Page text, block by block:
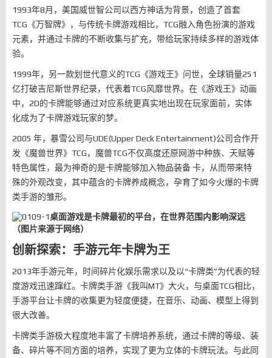
1993年8月，美国威世智公司以西方神话为背景，创造了首套
TCG《万智牌》，与传统卡牌游戏相比，TCG融入角色扮演的游戏
元素，并通过卡牌的不断收集与扩充，带给玩家持续多样的游戏体
验。
1999年，另一款划世代意义的TCG《游戏王》问世，全球销量251
亿打破吉尼斯世界纪录，代表着TCG风靡世界。在《游戏王》动画
中，2D的卡牌能够通过对应系统更真实地出现在玩家面前，实体
化成为了卡牌游戏玩家的梦。
2005 年，暴雪公司与UDE(Upper Deck Entertainment)公司合作开
发《魔兽世界》TCG，魔兽TCG不仅高度还原网游中种族、天赋等
特色属性，最为神奇的是卡牌能够加入物品装备 卡，从而带来特
殊的外观改变，其中蕴含的卡牌养成概念，孕育了如今火爆的卡牌
类手游的雏形。
桌面游戏是卡牌最初的平台，在世界范围内影响深远
（图片来源于网络）
创新探索：手游元年卡牌为王
2013年手游元年，时间碎片化娱乐需求以及以“卡牌类”为代表的轻
度游戏迅速蹿红。卡牌类手游《我叫MT》大火，与桌面TCG相比，
手游平台让卡牌的收集更为轻度便捷，在音乐、动画、模型上得到
很大改善。
卡牌类手游极大程度地丰富了卡牌培养系统，通过卡牌的等级、装
备、碎片等不同方面的培养，实现了更为立体的卡牌玩法。与此同